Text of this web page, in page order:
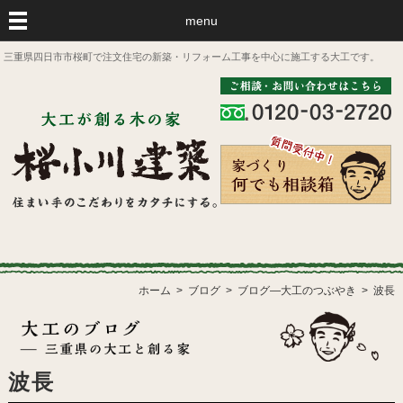
menu
三重県四日市市桜町で注文住宅の新築・リフォーム工事を中心に施工する大工です。
ホーム ブログ ブログ―大工のつぶやき 波長
波長